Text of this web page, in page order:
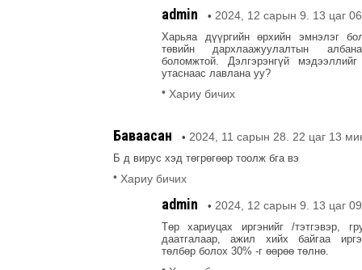
admin • 2024, 12 сарын 9. 13 цаг
Харьяа дүүргийн өрхийн эмнэлэг
төвийн дархлаажуулалтын
боломжтой. Дэлгэрэнгүй мэдээллийг
утаснаас лавлана уу?
• Хариу бичих
Баваасан • 2024, 11 сарын 28. 22 цаг 13
Б д вирус хэд төгрөгөөр тоолж бга вэ
• Хариу бичих
admin • 2024, 12 сарын 9. 13 цаг
Төр хариуцах иргэнийг /тэтгэвэр,
даатгалаар, ажил хийх байгаа
төлбөр болох 30% -г өөрөө төлнө.